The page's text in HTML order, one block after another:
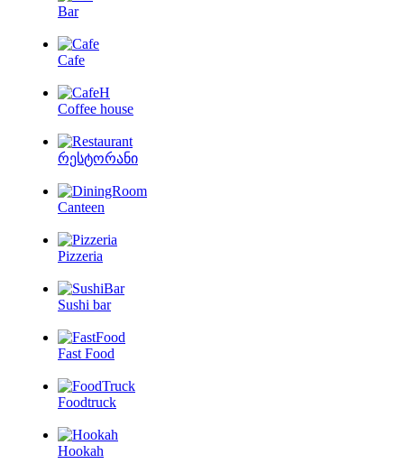
Bar
Cafe
Coffee house
რესტორანი
Canteen
Pizzeria
Sushi bar
Fast Food
Foodtruck
Hookah